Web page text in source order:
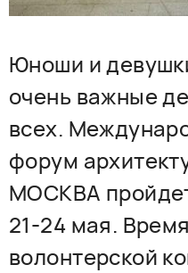
Юноши и
очень важные
всех.
форум
МОСКВА
21-24 мая.
волонтерской